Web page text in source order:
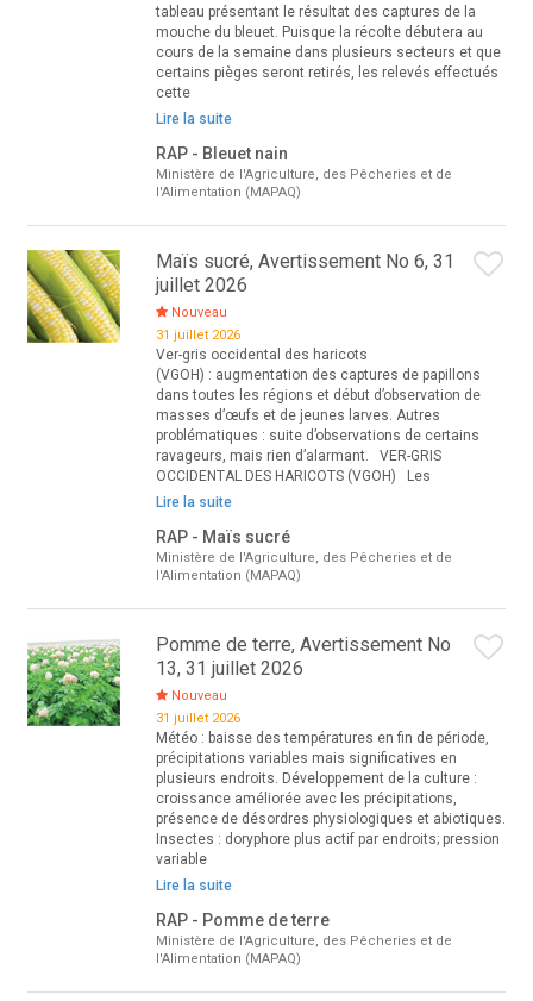
tableau présentant le résultat des captures de la
mouche du bleuet. Puisque la récolte débutera au
cours de la semaine dans plusieurs secteurs et que
certains pièges seront retirés, les relevés effectués
cette
Lire la suite
RAP - Bleuet nain
Ministère de l'Agriculture, des Pêcheries et de
l'Alimentation (MAPAQ)
Maïs sucré, Avertissement No 6, 31
juillet 2026
Nouveau
31 juillet 2026
Ver-gris occidental des haricots
(VGOH) : augmentation des captures de papillons
dans toutes les régions et début d’observation de
masses d’œufs et de jeunes larves. Autres
problématiques : suite d’observations de certains
ravageurs, mais rien d’alarmant. VER-GRIS
OCCIDENTAL DES HARICOTS (VGOH) Les
Lire la suite
RAP - Maïs sucré
Ministère de l'Agriculture, des Pêcheries et de
l'Alimentation (MAPAQ)
Pomme de terre, Avertissement No
13, 31 juillet 2026
Nouveau
31 juillet 2026
Météo : baisse des températures en fin de période,
précipitations variables mais significatives en
plusieurs endroits. Développement de la culture :
croissance améliorée avec les précipitations,
présence de désordres physiologiques et abiotiques.
Insectes : doryphore plus actif par endroits; pression
variable
Lire la suite
RAP - Pomme de terre
Ministère de l'Agriculture, des Pêcheries et de
l'Alimentation (MAPAQ)